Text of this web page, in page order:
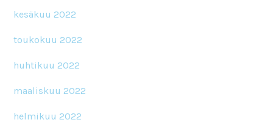
kesäkuu 2022
toukokuu 2022
huhtikuu 2022
maaliskuu 2022
helmikuu 2022